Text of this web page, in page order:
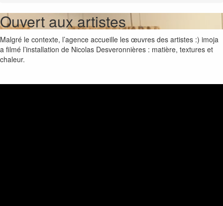
Ouvert aux artistes
Malgré le contexte, l’agence accueille les œuvres des artistes :) imoja
a filmé l’installation de Nicolas Desveronnières : matière, textures et
chaleur.